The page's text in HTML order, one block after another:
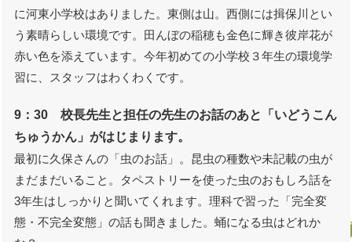
に河東小学校はありました。東側は山。西側には揖保川とい
う素晴らしい環境です。田んぼの稲穂も金色に輝き彼岸花が
赤い色を添えています。今年初めての小学校３年生の環境学
習に、スタッフはわくわくです。
9：30 校長先生と担任の先生のお話のあと「いどうこん
ちゅうかん」がはじまります。
最初に久保さんの「虫のお話」。昆虫の種数や未記載の虫が
まだまだいること。タペストリーを使った虫のおもしろ話を
3年生はしっかりと聞いてくれます。理科で習った「完全変
態・不完全変態」の話も聞きました。蛹になる虫はどれか